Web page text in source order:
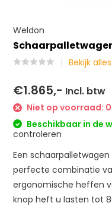
Weldon
Bekijk
€1.865,- Incl. btw
Niet op voorraad: 0
Beschikbaar in de
controleren
Een
perfecte combinatie
ergonomische heffen
knop heft u lasten tot